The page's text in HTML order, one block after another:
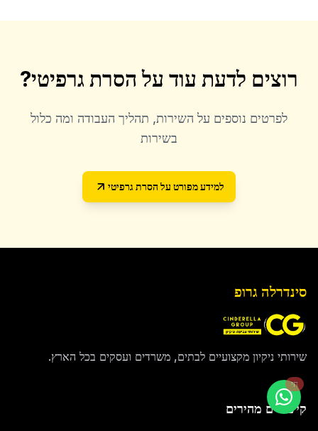
רוצים לדעת עוד עלהסרת גרפיטי?
לפרטים נוספים על השירות, תהליך העבודה ומה כלול
בשירות
למידע מפורט על הסרת גרפיטי
סינדרלה גרופ
שירותי ניקיון מקצועיים לבתים, משרדים ועסקים בכל הארץ.
קישורים מהירים
חי